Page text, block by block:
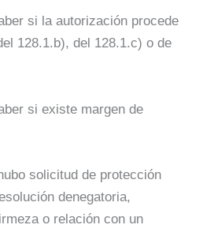
si la autorización procede
128.1.b), del 128.1.c) o de
si existe margen de
solicitud de protección
denegatoria,
o relación con un